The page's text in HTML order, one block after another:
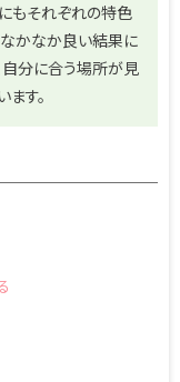
もそれぞれの特色
なかなか良い結果に
自分に合う場所が見
す。